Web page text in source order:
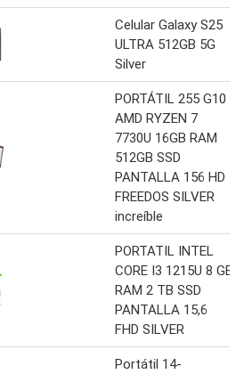
Celular Galaxy S25
ULTRA 512GB 5G
Silver
PORTÁTIL 255 G10
AMD RYZEN 7
7730U 16GB RAM
512GB SSD
PANTALLA 156 HD
FREEDOS SILVER
increíble
PORTATIL INTEL
CORE I3 1215U 8 GB
RAM 2 TB SSD
PANTALLA 15,6
FHD SILVER
Portátil 14-